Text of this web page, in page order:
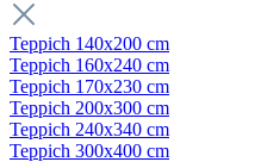
Teppich 140x200 cm
Teppich 160x240 cm
Teppich 170x230 cm
Teppich 200x300 cm
Teppich 240x340 cm
Teppich 300x400 cm